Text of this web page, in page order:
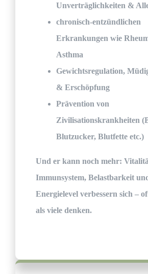
Unverträglichkeiten &
chronisch-entzündlichen
Erkrankungen wie
Asthma
Gewichtsregulation,
& Erschöpfung
Prävention von
Zivilisationskrankheiten
Blutzucker, Blutfette etc.)
Und er kann noch mehr:
Immunsystem, Belastbarkeit
Energielevel verbessern sich –
als viele denken.